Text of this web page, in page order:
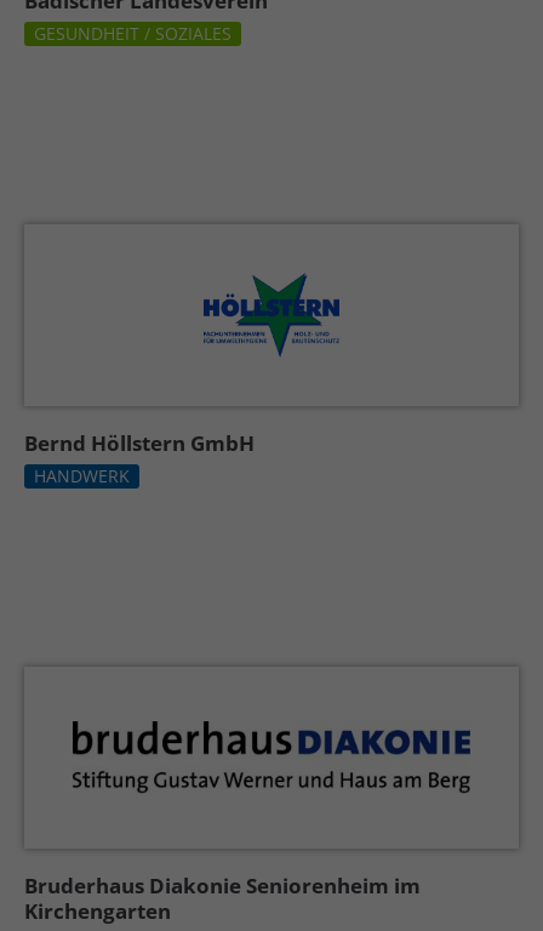
GESUNDHEIT / SOZIALES
Bernd Höllstern GmbH
HANDWERK
Bruderhaus Diakonie Seniorenheim im
Kirchengarten